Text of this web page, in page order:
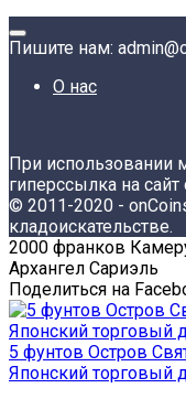
Пишите нам:
О нас
При использовании
гиперссылка на сайт
© 2011-2020 -
кладоискательстве.
2000 франков
Архангел Сариэль
Поделиться на
5 фунтов Остров
Японский торговый